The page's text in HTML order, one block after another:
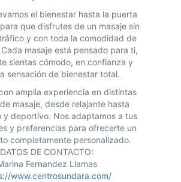
el bienestar hasta la puerta
que disfrutes de un masaje sin
y con toda la comodidad de
masaje está pensado para ti,
sientas cómodo, en confianza y
sensación de bienestar total.
amplia experiencia en distintas
masaje, desde relajante hasta
y deportivo. Nos adaptamos a tus
y preferencias para ofrecerte un
completamente personalizado.
DATOS DE CONTACTO:
Fernandez Llamas
www.centrosundara.com/